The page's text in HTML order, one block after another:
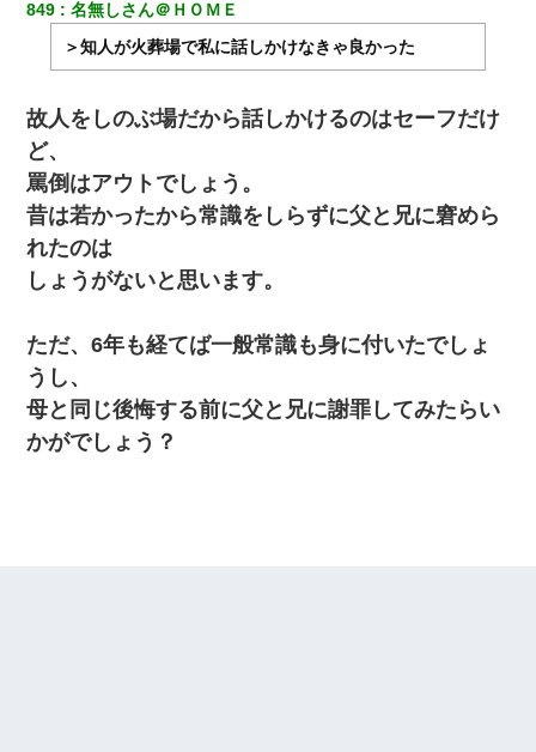
849
名無しさん＠ＨＯＭＥ
＞知人が火葬場で私に話しかけなきゃ良かった
故人をしのぶ場だから話しかけるのはセーフだけ
ど、
罵倒はアウトでしょう。
昔は若かったから常識をしらずに父と兄に窘めら
れたのは
しょうがないと思います。
ただ、6年も経てば一般常識も身に付いたでしょ
うし、
母と同じ後悔する前に父と兄に謝罪してみたらい
かがでしょう？